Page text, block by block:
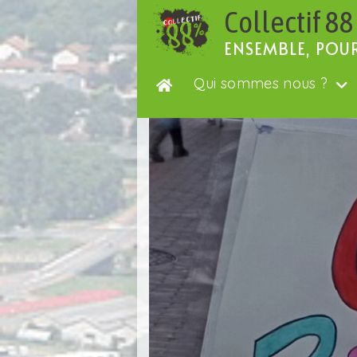
Passer
contenu
Collectif 88
ENSEMBLE,
Qui sommes nous ?